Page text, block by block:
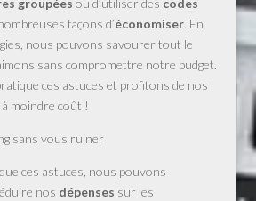
groupées ou d’utiliser des codes
façons d’économiser. En
nous pouvons savourer tout le
sans compromettre notre budget.
ces astuces et profitons de nos
moindre coût !
sans vous ruiner
ces astuces, nous pouvons
nos dépenses sur les